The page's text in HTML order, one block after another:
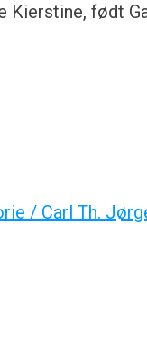
Kierstine, født
/ Carl Th.